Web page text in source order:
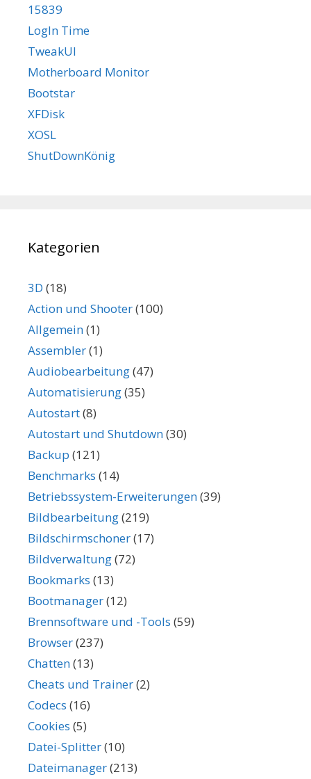
15839
LogIn Time
TweakUI
Motherboard Monitor
Bootstar
XFDisk
XOSL
ShutDownKönig
Kategorien
3D (18)
Action und Shooter(100)
Allgemein(1)
Assembler(1)
Audiobearbeitung(47)
Automatisierung(35)
Autostart(8)
Autostart und Shutdown(30)
Backup (121)
Benchmarks (14)
Betriebssystem-Erweiterungen(39)
Bildbearbeitung(219)
Bildschirmschoner(17)
Bildverwaltung(72)
Bookmarks (13)
Bootmanager(12)
Brennsoftware und -Tools (59)
Browser(237)
Chatten(13)
Cheats und Trainer(2)
Codecs (16)
Cookies (5)
Datei-Splitter(10)
Dateimanager(213)